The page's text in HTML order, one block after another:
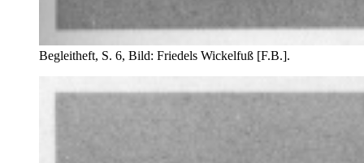
Begleitheft, S. 6, Bild: Friedels Wickelfuß [F.B.].